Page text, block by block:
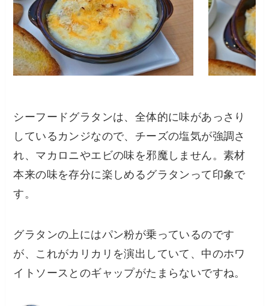
シーフードグラタンは、全体的に味があっさり
しているカンジなので、チーズの塩気が強調さ
れ、マカロニやエビの味を邪魔しません。素材
本来の味を存分に楽しめるグラタンって印象で
す。
グラタンの上にはパン粉が乗っているのです
が、これがカリカリを演出していて、中のホワ
イトソースとのギャップがたまらないですね。